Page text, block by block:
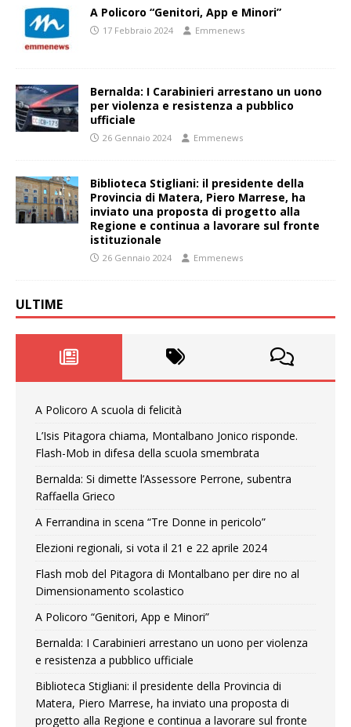
A Policoro “Genitori, App e Minori”
17 Febbraio 2024 Emmenews
Bernalda: I Carabinieri arrestano un uono
per violenza e resistenza a pubblico
ufficiale
26 Gennaio 2024 Emmenews
Biblioteca Stigliani: il presidente della
Provincia di Matera, Piero Marrese, ha
inviato una proposta di progetto alla
Regione e continua a lavorare sul fronte
istituzionale
26 Gennaio 2024 Emmenews
ULTIME
A Policoro A scuola di felicità
L’Isis Pitagora chiama, Montalbano Jonico risponde.
Flash-Mob in difesa della scuola smembrata
Bernalda: Si dimette l’Assessore Perrone, subentra
Raffaella Grieco
A Ferrandina in scena “Tre Donne in pericolo”
Elezioni regionali, si vota il 21 e 22 aprile 2024
Flash mob del Pitagora di Montalbano per dire no al
Dimensionamento scolastico
A Policoro “Genitori, App e Minori”
Bernalda: I Carabinieri arrestano un uono per violenza
e resistenza a pubblico ufficiale
Biblioteca Stigliani: il presidente della Provincia di
Matera, Piero Marrese, ha inviato una proposta di
progetto alla Regione e continua a lavorare sul fronte